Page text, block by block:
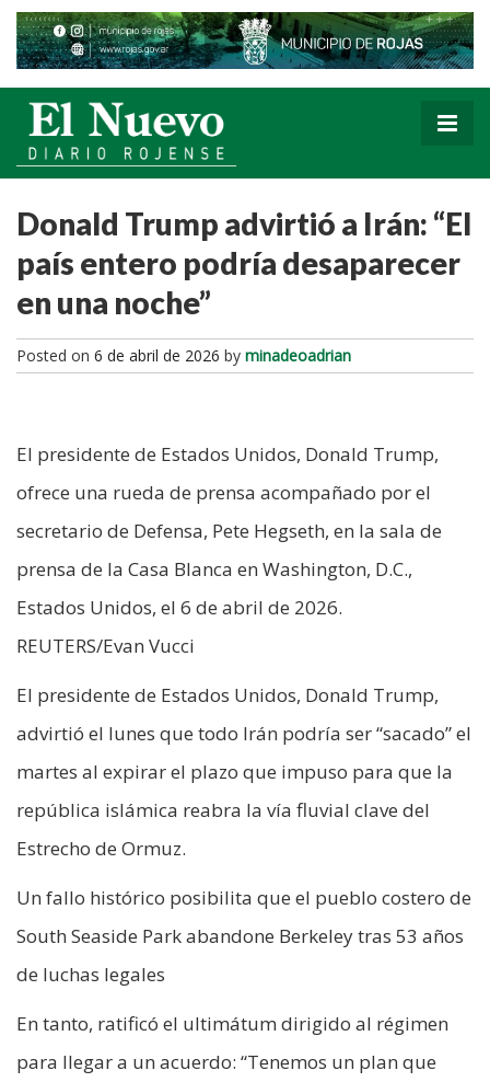
Donald Trump advirtió a Irán: “El
país entero podría desaparecer
en una noche”
Posted on 6 de abril de 2026 by minadeoadrian
El presidente de Estados Unidos, Donald Trump,
ofrece una rueda de prensa acompañado por el
secretario de Defensa, Pete Hegseth, en la sala de
prensa de la Casa Blanca en Washington, D.C.,
Estados Unidos, el 6 de abril de 2026.
REUTERS/Evan Vucci
El presidente de Estados Unidos, Donald Trump,
advirtió el lunes que todo Irán podría ser “sacado” el
martes al expirar el plazo que impuso para que la
república islámica reabra la vía fluvial clave del
Estrecho de Ormuz.
Un fallo histórico posibilita que el pueblo costero de
South Seaside Park abandone Berkeley tras 53 años
de luchas legales
En tanto, ratificó el ultimátum dirigido al régimen
para llegar a un acuerdo: “Tenemos un plan que